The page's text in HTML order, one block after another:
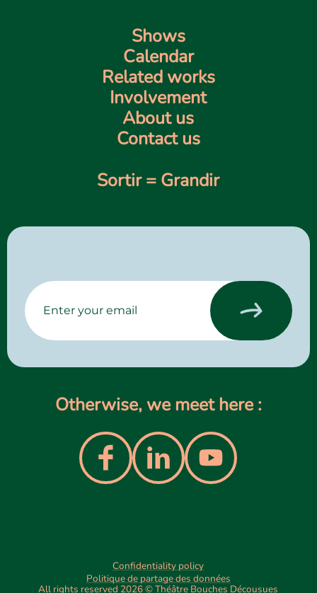
Shows
Calendar
Related works
Involvement
About us
Contact us
Sortir = Grandir
Otherwise, we meet here :
Confidentiality policy
Politique de partage des données
All rights reserved 2026 © Théâtre Bouches Décousues